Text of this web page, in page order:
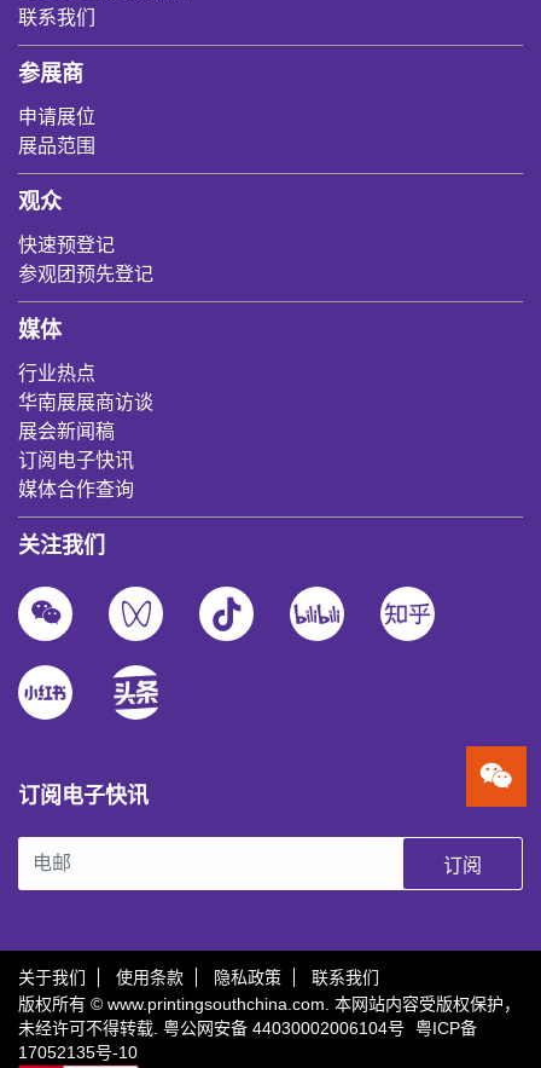
联系我们
参展商
申请展位
展品范围
观众
快速预登记
参观团预先登记
媒体
行业热点
华南展展商访谈
展会新闻稿
订阅电子快讯
媒体合作查询
关注我们
订阅电子快讯
订阅
关于我们 使用条款 隐私政策
联系我们
版权所有 © www.printingsouthchina.com. 本网站内容受版权保护，
未经许可不得转载. 粤公网安备 44030002006104号
粤ICP备
17052135号-10